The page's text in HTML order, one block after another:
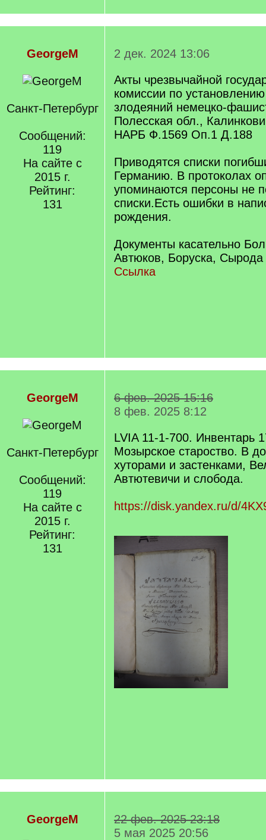
GeorgeM
Санкт-Петербург
Сообщений:
119
На сайте с
2015 г.
Рейтинг:
131
2 дек. 2024 13:06
Акты чрезвычайной
комиссии по
злодеяний немецко-
Полесская обл.,
НАРБ Ф.1569 Оп.1 Д.188
Приводятся списки
Германию. В протоколах
упоминаются персоны не
списки.Есть ошибки в
рождения.
Документы касательно
Автюков, Боруска, Сырода
Ссылка
GeorgeM
Санкт-Петербург
Сообщений:
119
На сайте с
2015 г.
Рейтинг:
131
6 фев. 2025 15:16
8 фев. 2025 8:12
LVIA 11-1-700. Инвентарь
Мозырское староство. В
хуторами и застенками,
Автютевичи и слобода.
https://disk.yandex.ru/d/
GeorgeM
22 фев. 2025 23:18
5 мая 2025 20:56